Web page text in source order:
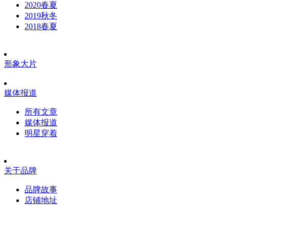
2020春夏
2019秋冬
2018春夏
形象大片
媒体报道
所有文章
媒体报道
明星穿着
关于品牌
品牌故事
店铺地址